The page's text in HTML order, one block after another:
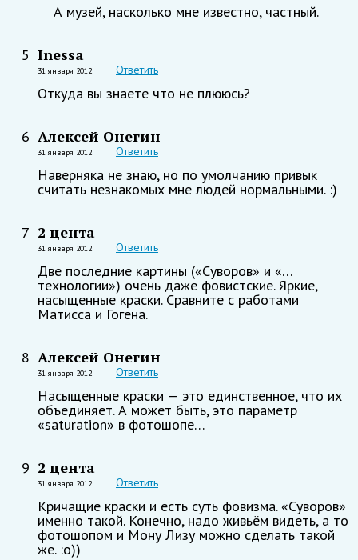
А музей, насколько мне известно, частный.
5 Inessa
31 января 2012 Ответить
Откуда вы знаете что не плююсь?
6 Алексей Онегин
31 января 2012 Ответить
Наверняка не знаю, но по умолчанию привык
считать незнакомых мне людей нормальными. :)
7 2 цента
31 января 2012 Ответить
Две последние картины («Суворов» и «…
технологии») очень даже фовистские. Яркие,
насыщенные краски. Сравните с работами
Матисса и Гогена.
8 Алексей Онегин
31 января 2012 Ответить
Насыщенные краски — это единственное, что их
объединяет. А может быть, это параметр
«saturation» в фотошопе…
9 2 цента
31 января 2012 Ответить
Кричащие краски и есть суть фовизма. «Суворов»
именно такой. Конечно, надо живьём видеть, а то
фотошопом и Мону Лизу можно сделать такой
же. :о))